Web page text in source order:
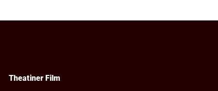
Theatiner Film